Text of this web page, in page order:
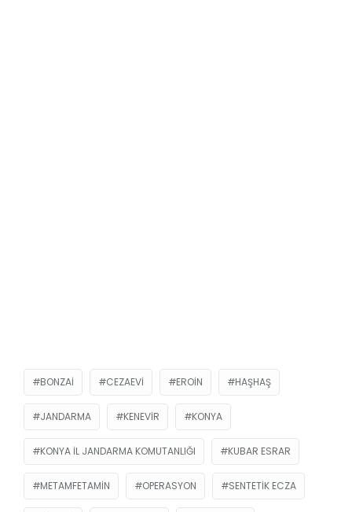
BONZAI CEZAEVI EROIN HAŞHAŞ
JANDARMA KENEVIR KONYA
KONYA İL JANDARMA KOMUTANLIĞI KUBAR ESRAR
METAMFETAMIN OPERASYON SENTETIK ECZA